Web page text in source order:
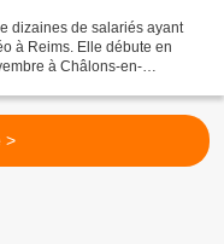
dizaines de salariés ayant
à Reims. Elle débute en
à Châlons-en-
>